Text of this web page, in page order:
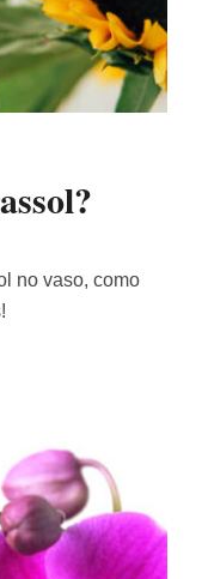
no vaso, como